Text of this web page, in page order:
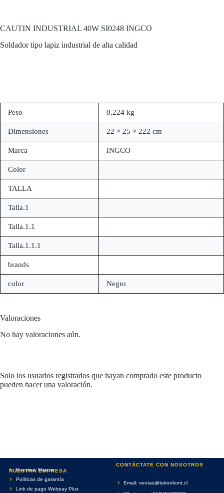
CAUTIN INDUSTRIAL 40W SI0248 INGCO
Soldador tipo lapiz industrial de alta calidad
Peso 0,224 kg
Dimensiones 22 × 25 × 222 cm
Marca INGCO
Color
TALLA
Talla.1
Talla.1.1
Talla.1.1.1
brands
color Negro
Valoraciones
No hay valoraciones aún.
Solo los usuarios registrados que hayan comprado este producto
pueden hacer una valoración.
NUESTRA EMPRESA
Nuestras Marcas
Políticas de garantía
Link de pago Webpay Plus
CONTÁCTATE CON NOSOTROS
Email: ventas@teknokont.cl